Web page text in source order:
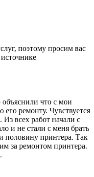
поэтому просим вас
что с мои
ремонту. Чувствуется
всех работ начали с
и не стали с меня брать
половину принтера. Так
за ремонтом принтера.